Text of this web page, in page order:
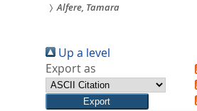
Sie
sind
hier:
Alfere, Tamara
Up a level
Export as